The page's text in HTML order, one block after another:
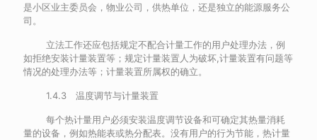
是小区业主委员会，物业公司，供热单位，还是独立的能源服务公
司。
立法工作还应包括规定不配合计量工作的用户处理办法，例
如拒绝安装计量装置等；规定计量装置人为破坏,计量装置有问题等
情况的处理办法等；计量装置所属权的确立。
1.4.3 温度调节与计量装置
每个热计量用户必须安装温度调节设备和可确定其热量消耗
量的设备，例如热能表或热分配表。没有用户的行为节能，热计量